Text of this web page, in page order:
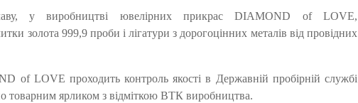
у виробництві ювелірних прикрас DIAMOND of LOVE,
золота 999,9 проби і лігатури з дорогоцінних металів від провідних
of LOVE проходить контроль якості в Державній пробірній службі
товарним ярликом з відміткою ВТК виробництва.